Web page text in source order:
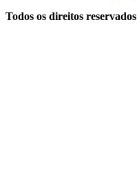
Todos os direitos reservados